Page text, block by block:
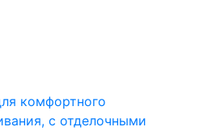
комфортного
с отделочными